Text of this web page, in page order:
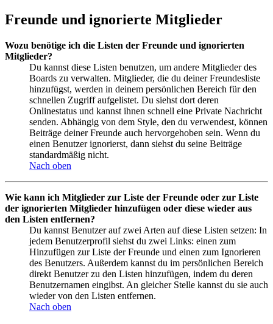
Freunde und ignorierte Mitglieder
Wozu benötige ich die Listen der Freunde und ignorierten
Mitglieder?
Du kannst diese Listen benutzen, um andere Mitglieder des
Boards zu verwalten. Mitglieder, die du deiner Freundesliste
hinzufügst, werden in deinem persönlichen Bereich für den
schnellen Zugriff aufgelistet. Du siehst dort deren
Onlinestatus und kannst ihnen schnell eine Private Nachricht
senden. Abhängig von dem Style, den du verwendest, können
Beiträge deiner Freunde auch hervorgehoben sein. Wenn du
einen Benutzer ignorierst, dann siehst du seine Beiträge
standardmäßig nicht.
Nach oben
Wie kann ich Mitglieder zur Liste der Freunde oder zur Liste
der ignorierten Mitglieder hinzufügen oder diese wieder aus
den Listen entfernen?
Du kannst Benutzer auf zwei Arten auf diese Listen setzen: In
jedem Benutzerprofil siehst du zwei Links: einen zum
Hinzufügen zur Liste der Freunde und einen zum Ignorieren
des Benutzers. Außerdem kannst du im persönlichen Bereich
direkt Benutzer zu den Listen hinzufügen, indem du deren
Benutzernamen eingibst. An gleicher Stelle kannst du sie auch
wieder von den Listen entfernen.
Nach oben